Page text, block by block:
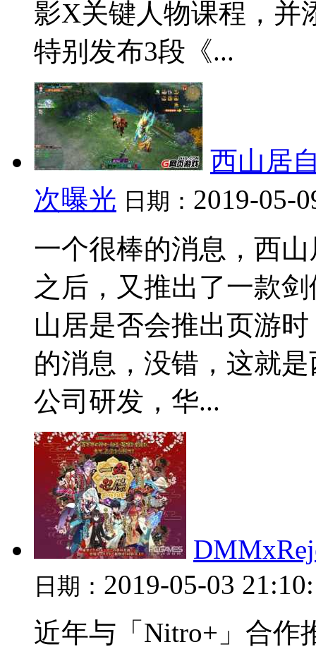
影X关键人物课程，并
特别发布3段《...
西山居
次曝光 日期： 2019-05-
一个很棒的消息，西
之后，又推出了一款
山居是否会推出页游
的消息，没错，这就
公司研发，华...
日期： 2019-05-03
近年与「Nitro+」合作